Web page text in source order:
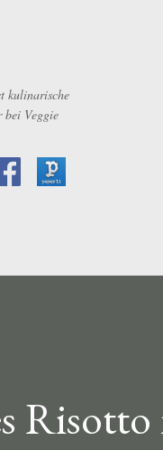
kulinarische
bei Veggie